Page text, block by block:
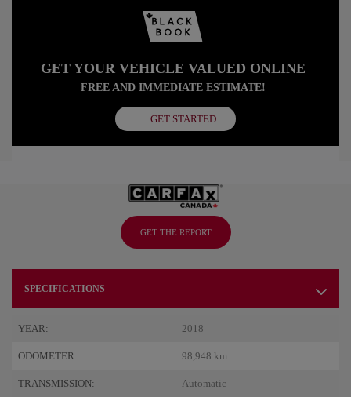
GET THE REPORT
SPECIFICATIONS
YEAR: 2018
ODOMETER: 98,948 km
TRANSMISSION: Automatic
GET YOUR VEHICLE VALUED ONLINE
FREE AND IMMEDIATE ESTIMATE!
GET STARTED